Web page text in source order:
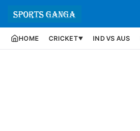
HOME CRICKET▼ IND VS AUS